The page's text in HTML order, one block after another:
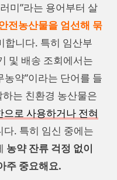
미”라는 용어부터 살
전농산물을 엄선해 묶
합니다. 특히 임산부
및 배송 조회에서는
농약”이라는 단어를 들
는 친환경 농산물은
로 사용하거나 전혀
다. 특히 임신 중에는
농약 잔류 걱정 없이
주 중요해요.